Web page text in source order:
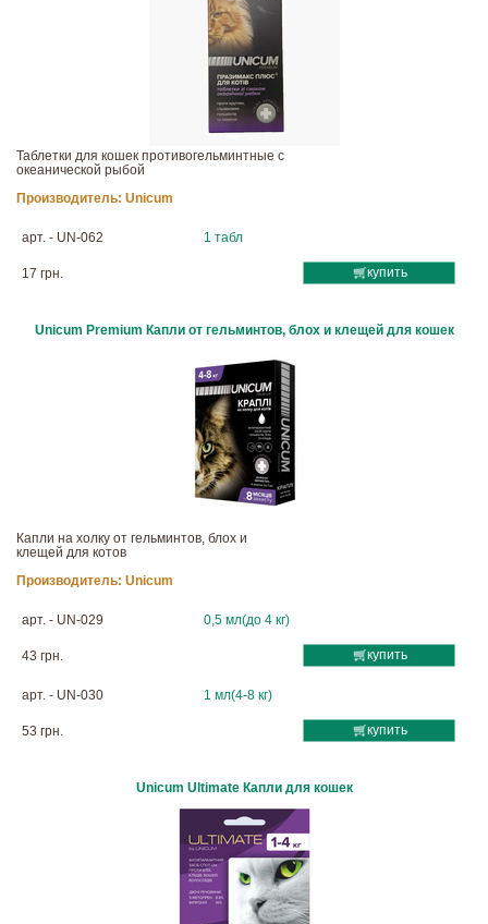
Таблетки для кошек противогельминтные с
океанической рыбой
Производитель: Unicum
арт. - UN-062 1 табл
17 грн. купить
Unicum Premium Капли от гельминтов, блох и клещей для кошек
Капли на холку от гельминтов, блох и
клещей для котов
Производитель: Unicum
арт. - UN-029 0,5 мл(до 4 кг)
43 грн. купить
арт. - UN-030 1 мл(4-8 кг)
53 грн. купить
Unicum Ultimate Капли для кошек